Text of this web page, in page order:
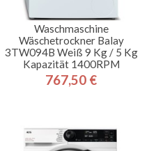
Waschmaschine
Wäschetrockner Balay
3TW094B Weiß 9 Kg / 5 Kg
Kapazität 1400RPM
Preis
767,50 €